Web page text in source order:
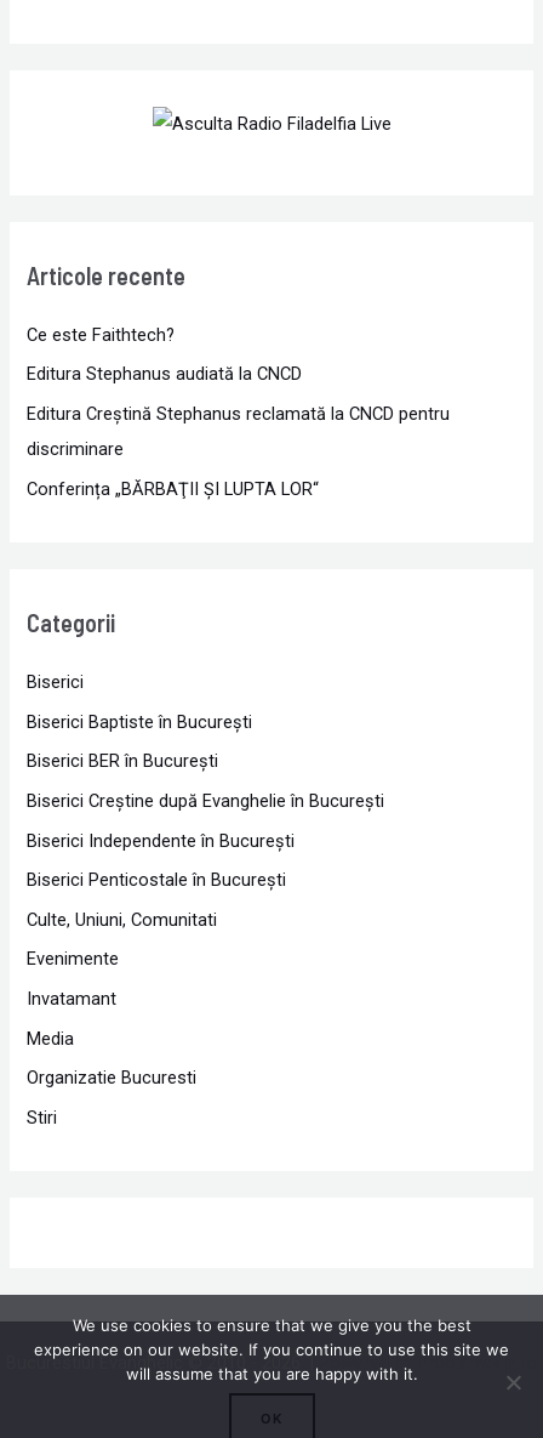
Articole recente
Ce este Faithtech?
Editura Stephanus audiată la CNCD
Editura Creștină Stephanus reclamată la CNCD pentru
discriminare
Conferința „BĂRBAŢII ŞI LUPTA LOR“
Categorii
Biserici
Biserici Baptiste în Bucureşti
Biserici BER în Bucureşti
Biserici Creştine după Evanghelie în Bucureşti
Biserici Independente în Bucureşti
Biserici Penticostale în Bucureşti
Culte, Uniuni, Comunitati
Evenimente
Invatamant
Media
Organizatie Bucuresti
Stiri
Bucurestiul Evanghelic © 2010 - 2026 |Powered by Proclamedia.ro
We use cookies to ensure that we give you the best
experience on our website. If you continue to use this site we
will assume that you are happy with it.
OK